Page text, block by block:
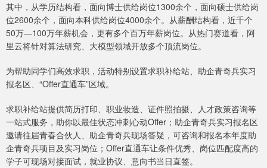
其中，从学历结构看，面向博士供给岗位1300余个，面向硕士供给岗
位2600余个，面向本科供给岗位4000余个。从薪酬结构看，近千个
50万—100万年薪机会，更有多个百万年薪岗位。从热门赛道看，阿
里云将针对算法研究、大模型领域开放多个顶流岗位。
为帮助同学们高效求职，活动特别设置求职补给站、助企青奇兵实习
报名区、“Offer直通车”区域。
求职补给站提供简历打印、职业妆造、证件照拍摄、人才政策咨询等
一站式服务，助你以最佳状态冲刺心动Offer；助企青奇兵实习报名区
邀请往届青春合伙人、助企青奇兵现场答疑，可咨询和报名本年度助
企青奇兵项目及实习岗位；Offer直通车让条件优秀、岗位匹配度高的
学子可现场对接面试，就业协议、意向书当日直签。